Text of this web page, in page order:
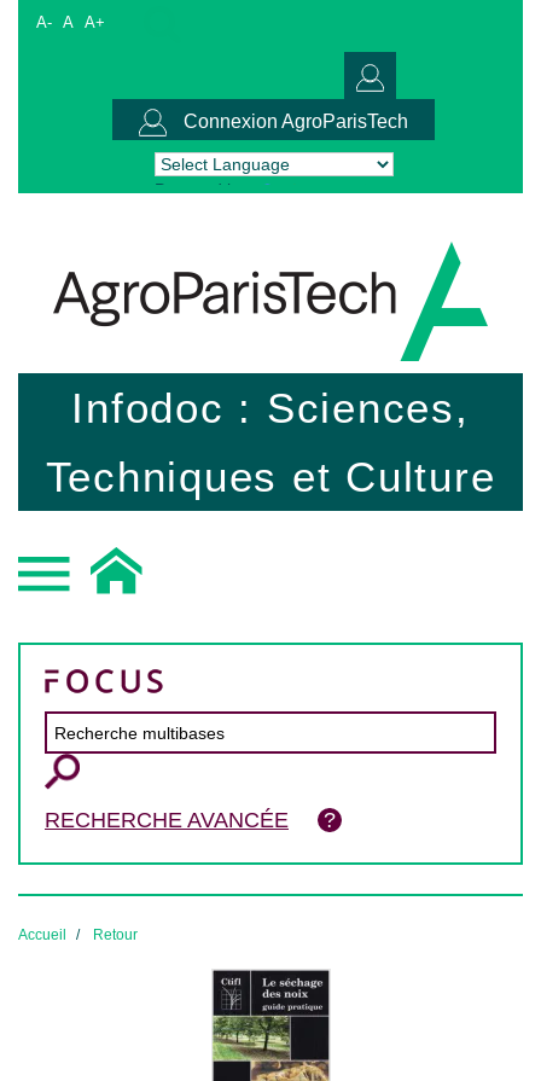
A- A A+
Connexion AgroParisTech
Powered by Translate
Infodoc : Sciences,
Techniques et Culture
RECHERCHE AVANCÉE
Accueil Retour